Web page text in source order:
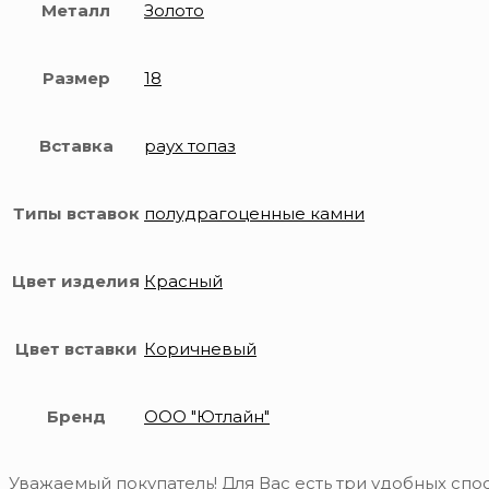
Металл Золото
Размер 18
Вставка раух топаз
Типы вставок полудрагоценные камни
Цвет изделия Красный
Цвет вставки Коричневый
Бренд ООО "Ютлайн"
Уважаемый покупатель! Для Вас есть три удобных